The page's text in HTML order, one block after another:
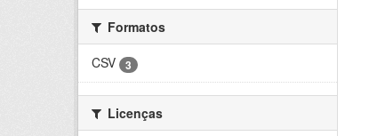
Formatos
CSV
3
Licenças